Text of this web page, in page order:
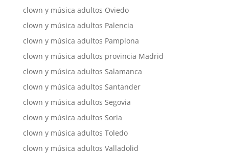
clown y música adultos Oviedo
clown y música adultos Palencia
clown y música adultos Pamplona
clown y música adultos provincia Madrid
clown y música adultos Salamanca
clown y música adultos Santander
clown y música adultos Segovia
clown y música adultos Soria
clown y música adultos Toledo
clown y música adultos Valladolid